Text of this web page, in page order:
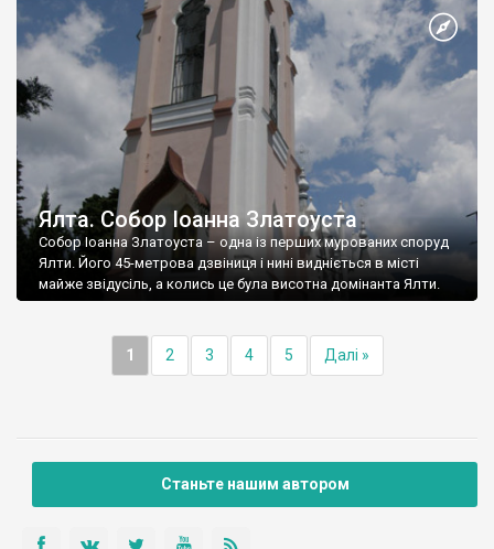
Ялта. Собор Іоанна Златоуста
Собор Іоанна Златоуста – одна із перших мурованих споруд
Ялти. Його 45-метрова дзвіниця і нині видніється в місті
майже звідусіль, а колись це була висотна домінанта Ялти.
1 2 3 4 5 Далі »
Станьте нашим автором